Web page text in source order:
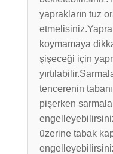
yaprakların tuz
koymamaya
şişeceği için
tencerenin
pişerken
üzerine tabak